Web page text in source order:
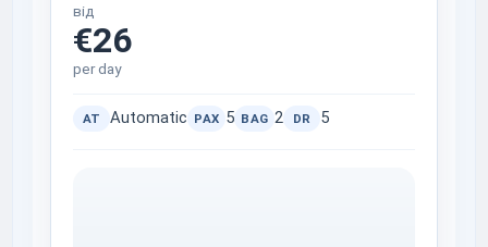
від
€26
per day
AT Automatic PAX 5 BAG 2 DR 5